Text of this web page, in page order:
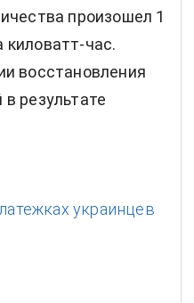
произошел 1
киловатт-час.
восстановления
результате
украинцев